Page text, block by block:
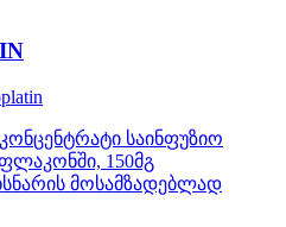
საინფუზიო
150მგ
მოსამზადებლად